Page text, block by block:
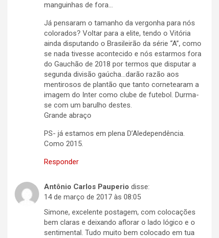
manguinhas de fora…
Já pensaram o tamanho da vergonha para nós
colorados? Voltar para a elite, tendo o Vitória
ainda disputando o Brasileirão da série “A”, como
se nada tivesse acontecido e nós estarmos fora
do Gauchão de 2018 por termos que disputar a
segunda divisão gaúcha…darão razão aos
mentirosos de plantão que tanto cornetearam a
imagem do Inter como clube de futebol. Durma-
se com um barulho destes.
Grande abraço
PS- já estamos em plena D’Aledependência.
Como 2015.
Responder
Antônio Carlos Pauperio disse:
14 de março de 2017 às 08:05
Simone, excelente postagem, com colocações
bem claras e deixando aflorar o lado lógico e o
sentimental. Tudo muito bem colocado em tua